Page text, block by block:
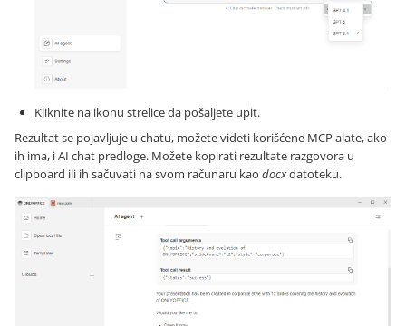
Kliknite na ikonu strelice da pošaljete upit.
Rezultat se pojavljuje u chatu, možete videti korišćene MCP alate, ako
ih ima, i AI chat predloge. Možete kopirati rezultate razgovora u
clipboard ili ih sačuvati na svom računaru kao docxdatoteku.